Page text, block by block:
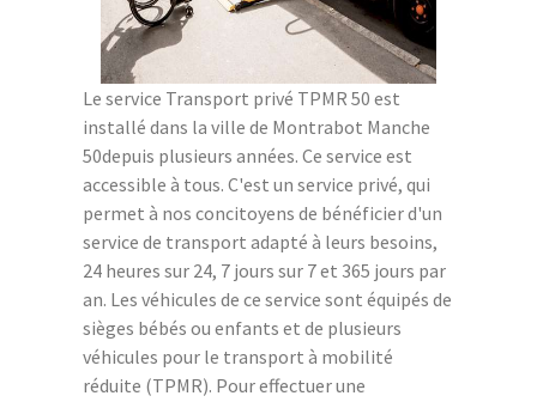
Le service Transport privé TPMR 50 est
installé dans la ville de Montrabot Manche
50depuis plusieurs années. Ce service est
accessible à tous. C'est un service privé, qui
permet à nos concitoyens de bénéficier d'un
service de transport adapté à leurs besoins,
24 heures sur 24, 7 jours sur 7 et 365 jours par
an. Les véhicules de ce service sont équipés de
sièges bébés ou enfants et de plusieurs
véhicules pour le transport à mobilité
réduite (TPMR). Pour effectuer une